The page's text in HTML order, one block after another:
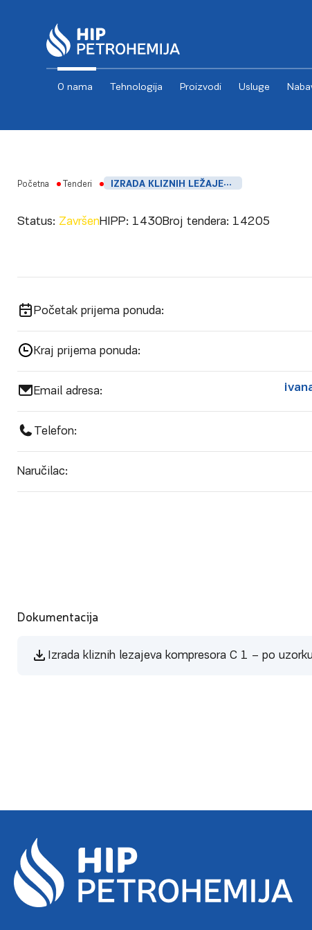
O nama Tehnologija Proizvodi Usluge
Početna Tenderi IZRADA KLIZNIH LEŽAJEVA KOMPRESORA C-1 – PO UZORKU
Status: ZavršenHIPP: 1430Broj tendera: 14205
Početak prijema ponuda:
Kraj prijema ponuda:
Email adresa:
Telefon:
Naručilac:
Dokumentacija
Izrada kliznih lezajeva kompresora C 1 – po uzorku